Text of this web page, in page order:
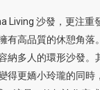
Living 沙發，更注重
有高品質的休憩角落
納多人的環形沙發。
得更嬌小玲瓏的同時